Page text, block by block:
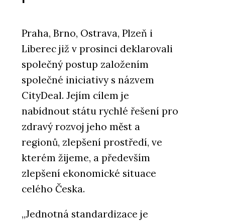
Praha, Brno, Ostrava, Plzeň i
Liberec již v prosinci deklarovali
společný postup založením
společné iniciativy s názvem
CityDeal. Jejím cílem je
nabídnout státu rychlé řešení pro
zdravý rozvoj jeho měst a
regionů, zlepšení prostředí, ve
kterém žijeme, a především
zlepšení ekonomické situace
celého Česka.
„Jednotná standardizace je